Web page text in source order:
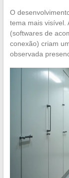
O
tema mais visível.
(softwares de
conexão) criam
observada